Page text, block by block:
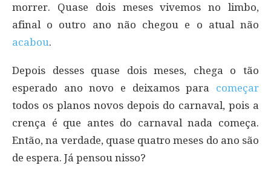
morrer. Quase dois meses vivemos no limbo,
afinal o outro ano não chegou e o atual não
acabou.
Depois desses quase dois meses, chega o tão
esperado ano novo e deixamos para começar
todos os planos novos depois do carnaval, pois a
crença é que antes do carnaval nada começa.
Então, na verdade, quase quatro meses do ano são
de espera. Já pensou nisso?